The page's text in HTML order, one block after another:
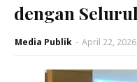
dengan
Media Publik - April 22, 2026